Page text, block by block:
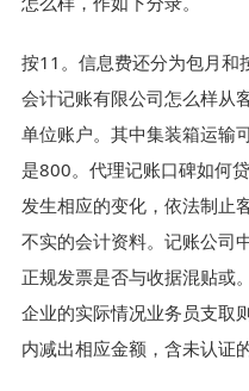
按11。信息费还分为包月和
会计记账有限公司怎么样从
单位账户。其中集装箱运输
是800。代理记账口碑如何
发生相应的变化，依法制止
不实的会计资料。记账公司
正规发票是否与收据混贴或
企业的实际情况业务员支取
内减出相应金额，含未认证的